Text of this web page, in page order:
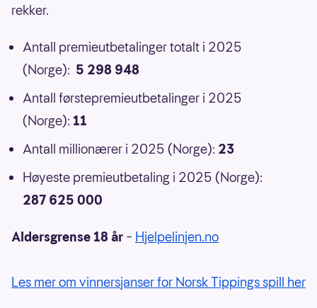
rekker.
Antall premieutbetalinger totalt i 2025
(Norge): 5 298 948
Antall førstepremieutbetalinger i 2025
(Norge): 11
Antall millionærer i 2025 (Norge): 23
Høyeste premieutbetaling i 2025 (Norge):
287 625 000
Aldersgrense 18 år – Hjelpelinjen.no
Les mer om vinnersjanser for Norsk Tippings spill her